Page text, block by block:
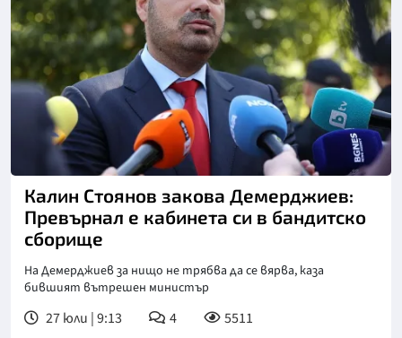
Снимка: БТА
Калин Стоянов закова Демерджиев:
Превърнал е кабинета си в бандитско
сборище
На Демерджиев за нищо не трябва да се вярва, каза
бившият вътрешен министър
27 юли | 9:13 4 5511